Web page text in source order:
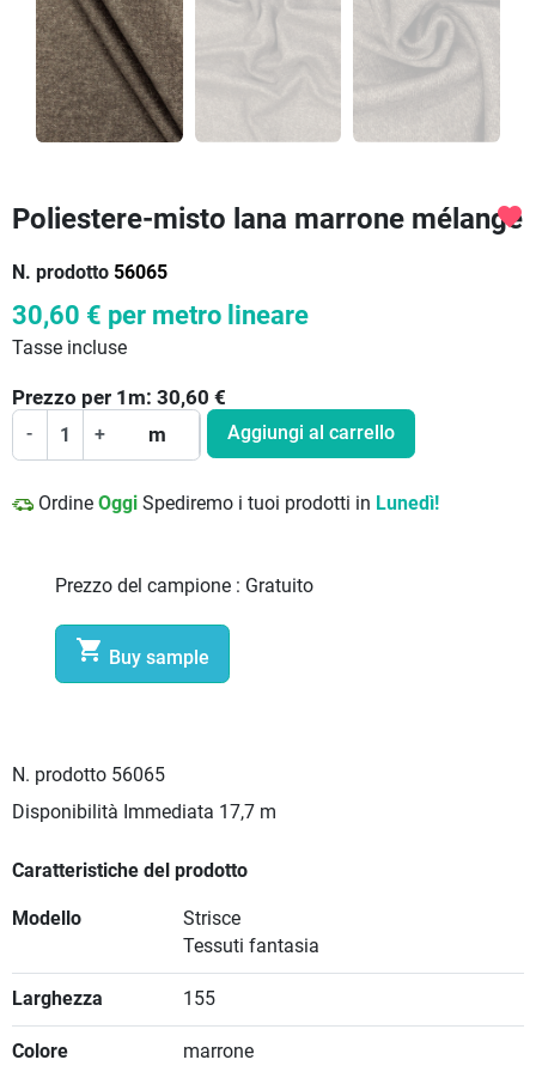
Poliestere-misto lana marrone mélange
N. prodotto 56065
favorite
30,60 € per metro lineare
Tasse incluse
Prezzo per 1 m: 30,60 €
- + m Aggiungi al carrello
Ordine Oggi Spediremo i tuoi prodotti in Lunedì!
Prezzo del campione : Gratuito
 Buy sample
N. prodotto 56065
Disponibilità Immediata 17,7 m
Caratteristiche del prodotto
Modello
Strisce
Tessuti fantasia
Larghezza 155
Colore marrone